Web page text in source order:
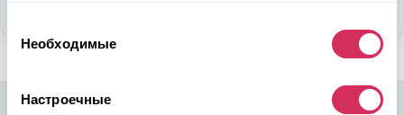
вами их сервисов.
согласия
Необходимые
Настроечные